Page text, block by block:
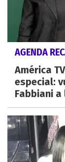
AGENDA
América
especial:
Fabbiani